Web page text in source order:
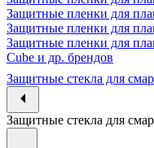
Защитные пленки для
Защитные пленки для
Защитные пленки для
Cube и др. брендов
Защитные стекла для
Защитные стекла для